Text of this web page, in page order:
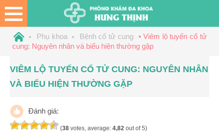
Phụ khoa Bệnh cổ tử cung
Viêm lộ tuyến cổ tử
cung: Nguyên nhân và biểu hiện thường gặp
VIÊM LỘ TUYẾN CỔ TỬ CUNG: NGUYÊN NHÂN
VÀ BIỂU HIỆN THƯỜNG GẶP
Đánh giá:
(38 votes, average: 4,82 out of 5)